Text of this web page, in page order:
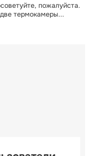
пожалуйста.
термокамеры...